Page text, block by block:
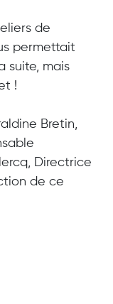
de
permettait
suite, mais
!
Bretin,
Directrice
de ce